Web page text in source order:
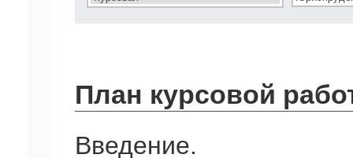
План курсовой
Введение.